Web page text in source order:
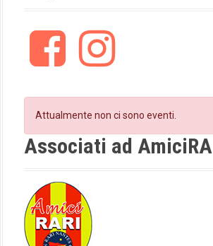
F
c
k
g
a
m
Attualmente non ci sono eventi.
Associati ad